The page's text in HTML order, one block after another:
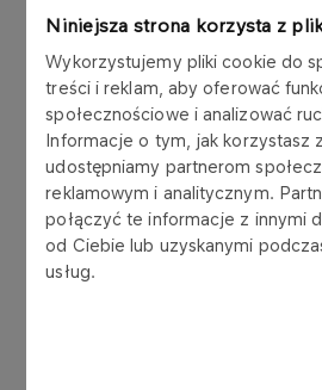
Niniejsza strona korzysta z
Wykorzystujemy pliki cookie do
treści i reklam, aby oferować
społecznościowe i analizować
Informacje o tym, jak korzystasz
udostępniamy partnerom
reklamowym i analitycznym.
połączyć te informacje z innymi
od Ciebie lub uzyskanymi
usług.
PKN ORLEN S.A. informuje, że
zagwarantowanie
żywnościowego kraju oraz
Polsce, pomimo trudnych
makroekonomicznych, spółka
decyzję o wznowieniu
azotowych.